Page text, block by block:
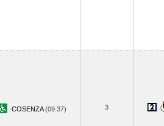
COSENZA(09.37) 3